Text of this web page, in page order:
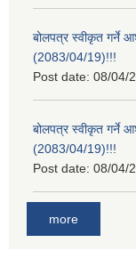
बोलपत्र स्वीकृत
(2083/04/19)!!!
Post date: 08/04/
बोलपत्र स्वीकृत गर्ने
(2083/04/19)!!!
Post date: 08/04/
more